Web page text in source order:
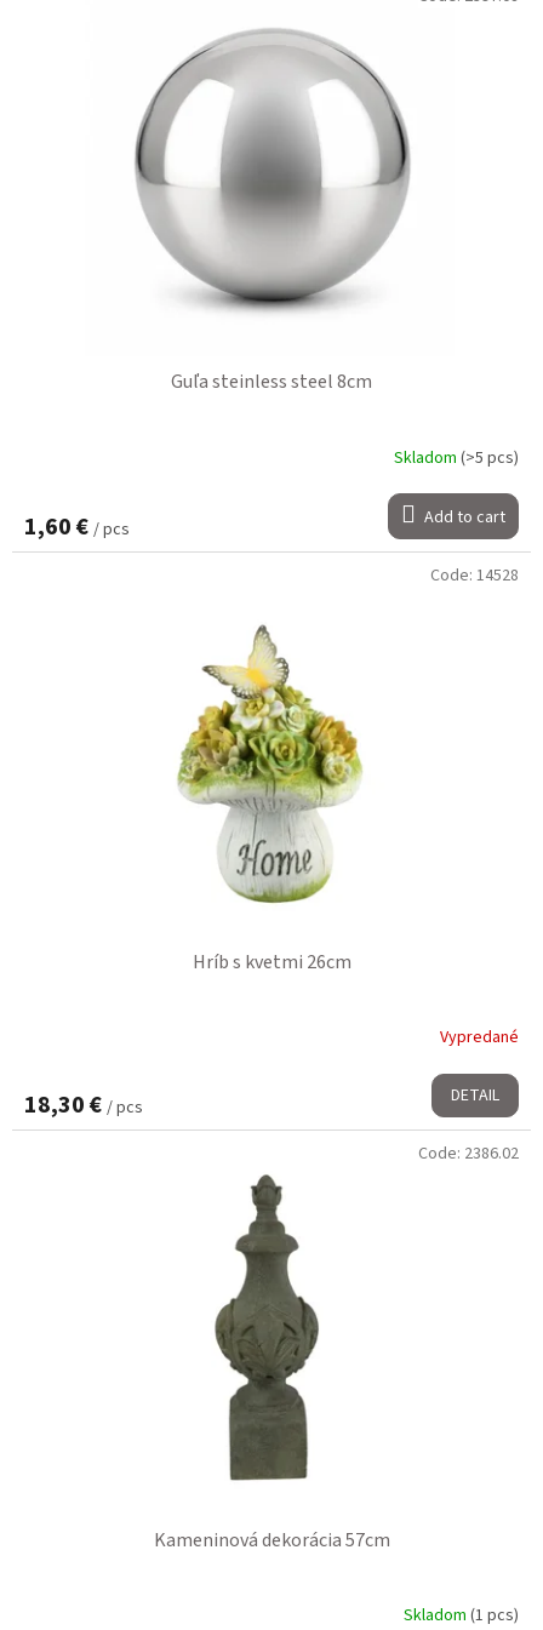
Guľa steinless steel 8cm
Skladom (>5 pcs)
1,60 € / pcs Add to cart
Hríb s kvetmi 26cm
Vypredané
18,30 € / pcs DETAIL
Code: 14528
Kameninová dekorácia 57cm
Skladom (1 pcs)
Code: 2386.02